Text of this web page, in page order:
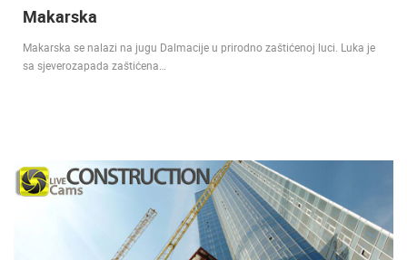
Makarska
Makarska se nalazi na jugu Dalmacije u prirodno zaštićenoj luci. Luka je
sa sjeverozapada zaštićena…